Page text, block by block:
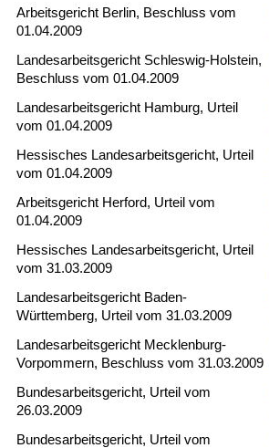
Arbeitsgericht Berlin, Beschluss vom
01.04.2009
Landesarbeitsgericht Schleswig-Holstein,
Beschluss vom 01.04.2009
Landesarbeitsgericht Hamburg, Urteil
vom 01.04.2009
Hessisches Landesarbeitsgericht, Urteil
vom 01.04.2009
Arbeitsgericht Herford, Urteil vom
01.04.2009
Hessisches Landesarbeitsgericht, Urteil
vom 31.03.2009
Landesarbeitsgericht Baden-
Württemberg, Urteil vom 31.03.2009
Landesarbeitsgericht Mecklenburg-
Vorpommern, Beschluss vom 31.03.2009
Bundesarbeitsgericht, Urteil vom
26.03.2009
Bundesarbeitsgericht, Urteil vom